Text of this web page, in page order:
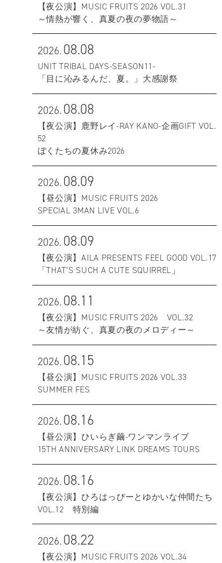
【夜公演】MUSIC FRUITS 2026 VOL.31
～情熱が響く、真夏の夜の夢物語～
2026.08.08
UNIT TRIBAL DAYS-SEASON11-
「目に沁みるんだ、夏。」大感謝祭
2026.08.08
【夜公演】鹿野レイ-RAY KANO-企画GIFT VOL.
52
ぼくたちの夏休み2026
2026.08.09
【昼公演】MUSIC FRUITS 2026
SPECIAL 3MAN LIVE VOL.6
2026.08.09
【夜公演】AILA PRESENTS FEEL GOOD VOL.17
「THAT'S SUCH A CUTE SQUIRREL」
2026.08.11
【夜公演】MUSIC FRUITS 2026 VOL.32
～友情が紡ぐ、真夏の夜のメロディー～
2026.08.15
【昼公演】MUSIC FRUITS 2026 VOL.33
SUMMER FES
2026.08.16
【昼公演】ひいらぎ繭-ワンマンライブ
15TH ANNIVERSARY LINK DREAMS TOURS
2026.08.16
【夜公演】ひろはっぴーとゆかいな仲間たち
VOL.12 特別編
2026.08.22
【夜公演】MUSIC FRUITS 2026 VOL.34